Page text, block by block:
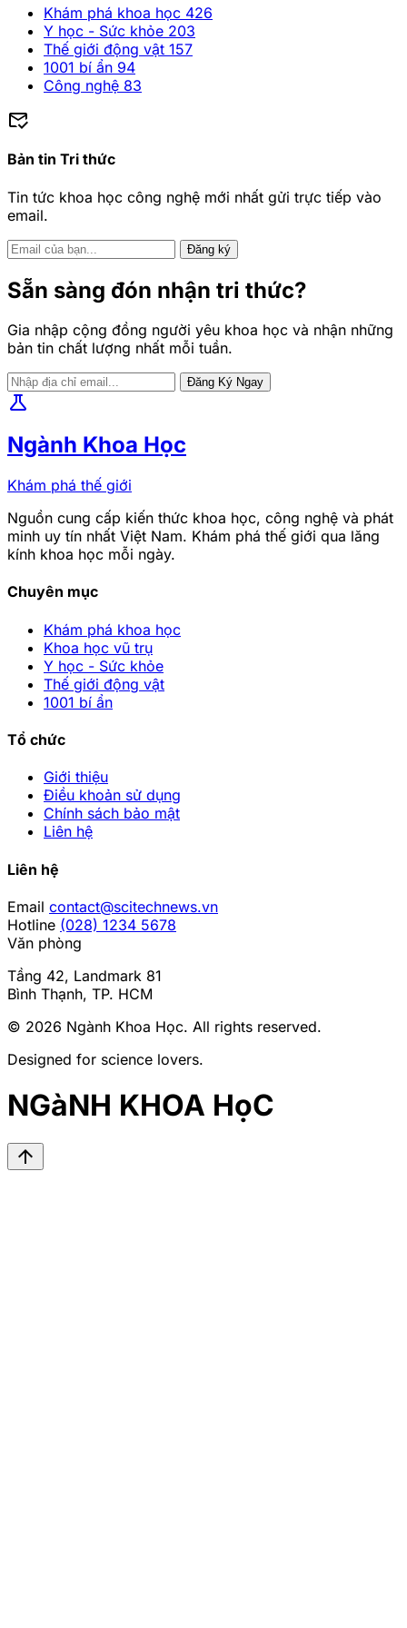
Khám phá khoa học 426
Y học - Sức khỏe 203
Thế giới động vật 157
1001 bí ẩn 94
Công nghệ 83
mark_email_read
Bản tin Tri thức
Tin tức khoa học công nghệ mới nhất gửi trực tiếp vào
email.
Đăng ký
Sẵn sàng đón nhận tri thức?
Gia nhập cộng đồng người yêu khoa học và nhận những
bản tin chất lượng nhất mỗi tuần.
Đăng Ký Ngay
science
Ngành Khoa Học
Khám phá thế giới
Nguồn cung cấp kiến thức khoa học, công nghệ và phát
minh uy tín nhất Việt Nam. Khám phá thế giới qua lăng
kính khoa học mỗi ngày.
Chuyên mục
Khám phá khoa học
Khoa học vũ trụ
Y học - Sức khỏe
Thế giới động vật
1001 bí ẩn
Tổ chức
Giới thiệu
Điều khoản sử dụng
Chính sách bảo mật
Liên hệ
Liên hệ
Email contact@scitechnews.vn
Hotline (028) 1234 5678
Văn phòng
Tầng 42, Landmark 81
Bình Thạnh, TP. HCM
© 2026 Ngành Khoa Học. All rights reserved.
Designed for science lovers.
NGàNH KHOA HọC
arrow_upward